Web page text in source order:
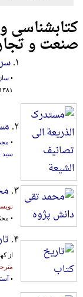
کتابشناسی
صنعت و
۱.
•
۱۳۸۱ش.، 3 جلد، اشراف:
۲.
•
سید
۳.
•
۴.
از
•